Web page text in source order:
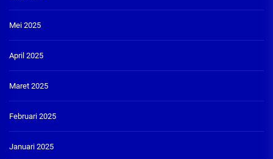
Mei 2025
April 2025
Maret 2025
Februari 2025
Januari 2025